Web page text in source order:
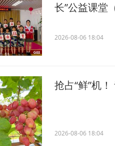
长”公益课堂
2026-08-06 18:04
抢占“鲜”机
2026-08-06 18:04